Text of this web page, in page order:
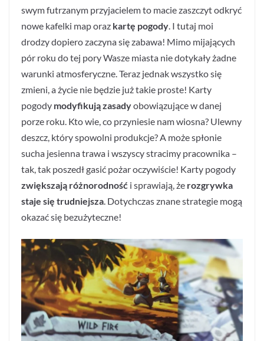
swym futrzanym przyjacielem to macie zaszczyt odkryć
nowe kafelki map oraz kartę pogody . I tutaj moi
drodzy dopiero zaczyna się zabawa! Mimo mijających
pór roku do tej pory Wasze miasta nie dotykały żadne
warunki atmosferyczne. Teraz jednak wszystko się
zmieni, a życie nie będzie już takie proste! Karty
pogody modyfikują zasadyobowiązujące w danej
porze roku. Kto wie, co przyniesie nam wiosna? Ulewny
deszcz, który spowolni produkcje? A może spłonie
sucha jesienna trawa i wszyscy stracimy pracownika –
tak, tak poszedł gasić pożar oczywiście! Karty pogody
zwiększają różnorodność i sprawiają, że rozgrywka
staje się trudniejsza . Dotychczas znane strategie mogą
okazać się bezużyteczne!